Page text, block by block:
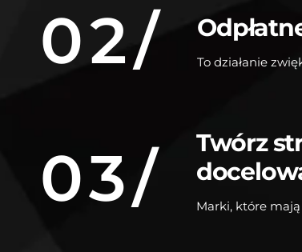
02/ To działanie
03/
Twórz
Marki, które mają